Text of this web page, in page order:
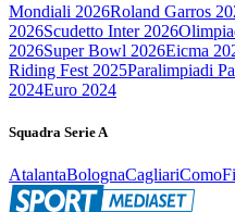
Mondiali 2026Roland Garros
2026Scudetto Inter 2026
2026Super Bowl 2026Eicma
Riding Fest 2025Paralimpiadi
2024Euro 2024
Squadra Serie A
AtalantaBolognaCagliariComo